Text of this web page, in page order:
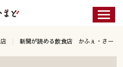
新聞が読める飲食店 かふぇ・さー